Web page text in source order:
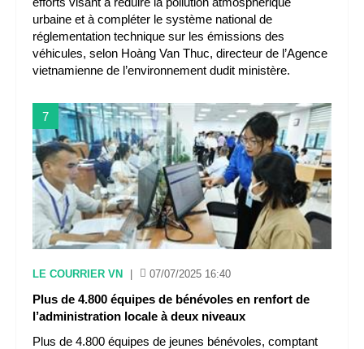
urbaine et à compléter le système national de
réglementation technique sur les émissions des
véhicules, selon Hoàng Van Thuc, directeur de l’Agence
vietnamienne de l’environnement dudit ministère.
7
LE COURRIER VN 07/07/2025 16:40
Plus de 4.800 équipes de bénévoles en renfort de
l’administration locale à deux niveaux
Plus de 4.800 équipes de jeunes bénévoles, comptant